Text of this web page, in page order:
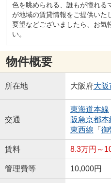
色を眺められる、誰もが憧れる
が地域の賃貸情報をご提供いた
要望などございましたら、お気
い。
物件概要
所在地 大阪府大阪
交通
東海道本線
阪急京都本
東西線 「 御
賃料 8.3万円～
管理費等 10,000円